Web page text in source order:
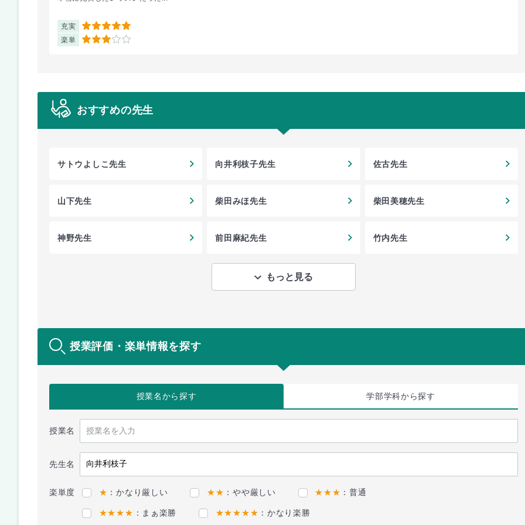
充実 5
楽単 3
おすすめの先生
サトウよしこ先生 向井利枝子先生 佐古先生
山下先生 柴田みほ先生 柴田美穂先生
神野先生 前田麻紀先生 竹内先生
もっと見る
授業評価・楽単情報を探す
授業名から探す 学部学科から探す
授業名
先生名
楽単度 ★ ：かなり厳しい ★★ ：やや厳しい ★★★ ：普通
★★★★ ：まぁ楽勝 ★★★★★ ：かなり楽勝